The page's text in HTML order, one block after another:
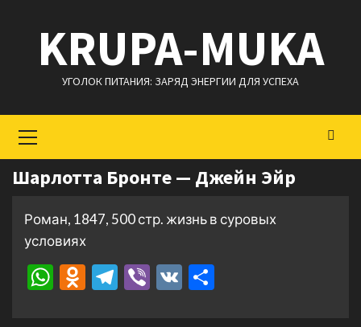
содержимому
KRUPA-MUKA
УГОЛОК ПИТАНИЯ: ЗАРЯД ЭНЕРГИИ ДЛЯ УСПЕХА
меню
Шарлотта Бронте — Джейн Эйр
Роман, 1847, 500 стр. жизнь в суровых
условиях
WhatsApp
Odnoklassniki
Telegram
Viber
VK